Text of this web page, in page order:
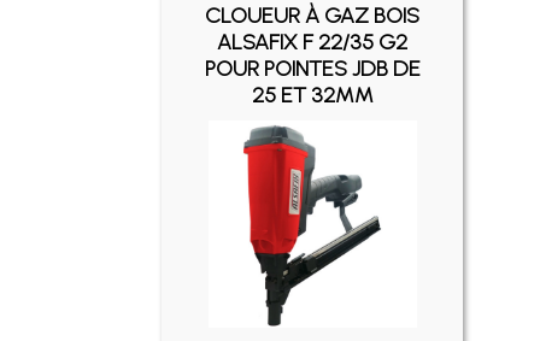
CLOUEUR À GAZ BOIS
ALSAFIX F 22/35 G2
POUR POINTES JDB DE
25 ET 32MM